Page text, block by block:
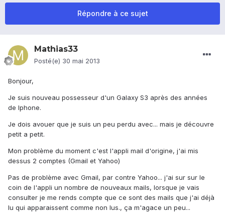
Répondre à ce sujet
Mathias33
Posté(e) 30 mai 2013
Bonjour,
Je suis nouveau possesseur d'un Galaxy S3 après des années
de Iphone.
Je dois avouer que je suis un peu perdu avec... mais je découvre
petit a petit.
Mon problème du moment c'est l'appli mail d'origine, j'ai mis
dessus 2 comptes (Gmail et Yahoo)
Pas de problème avec Gmail, par contre Yahoo... j'ai sur sur le
coin de l'appli un nombre de nouveaux mails, lorsque je vais
consulter je me rends compte que ce sont des mails que j'ai déjà
lu qui apparaissent comme non lus., ça m'agace un peu...